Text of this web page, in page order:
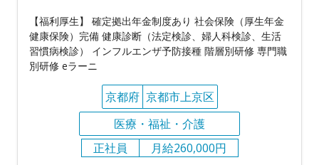
【福利厚生】 確定拠出年金制度あり 社会保険（厚生年金
健康保険）完備 健康診断（法定検診、婦人科検診、生活
習慣病検診） インフルエンザ予防接種 階層別研修 専門職
別研修 eラーニ
京都府 京都市上京区
医療・福祉・介護
正社員
月給260,000円